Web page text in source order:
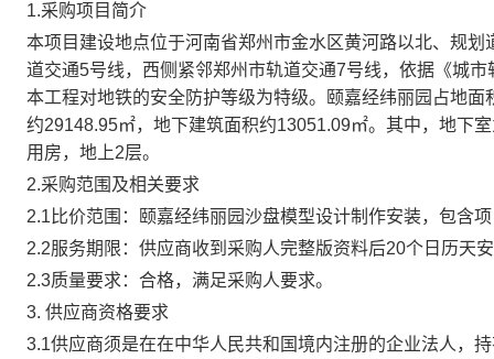
1.采购项目简介
本项目建设地点位于河南省郑州市金水区黄河路以北、规划
道交通5号线，西侧紧邻郑州市轨道交通7号线，依据《城
本工程对地铁的安全防护等级为特级。颐嘉经纬丽园占地
约29148.95㎡，地下建筑面积约13051.09㎡。其中，地下
用房，地上2层。
2.采购范围及相关要求
2.1比价范围：颐嘉经纬丽园沙盘模型设计制作安装，包含
2.2服务期限：供应商收到采购人完整版资料后20个日历天
2.3质量要求 ： 合格，满足采购人要求。
3. 供应商资格要求
3.1供应商须是在在中华人民共和国境内注册的企业法人，